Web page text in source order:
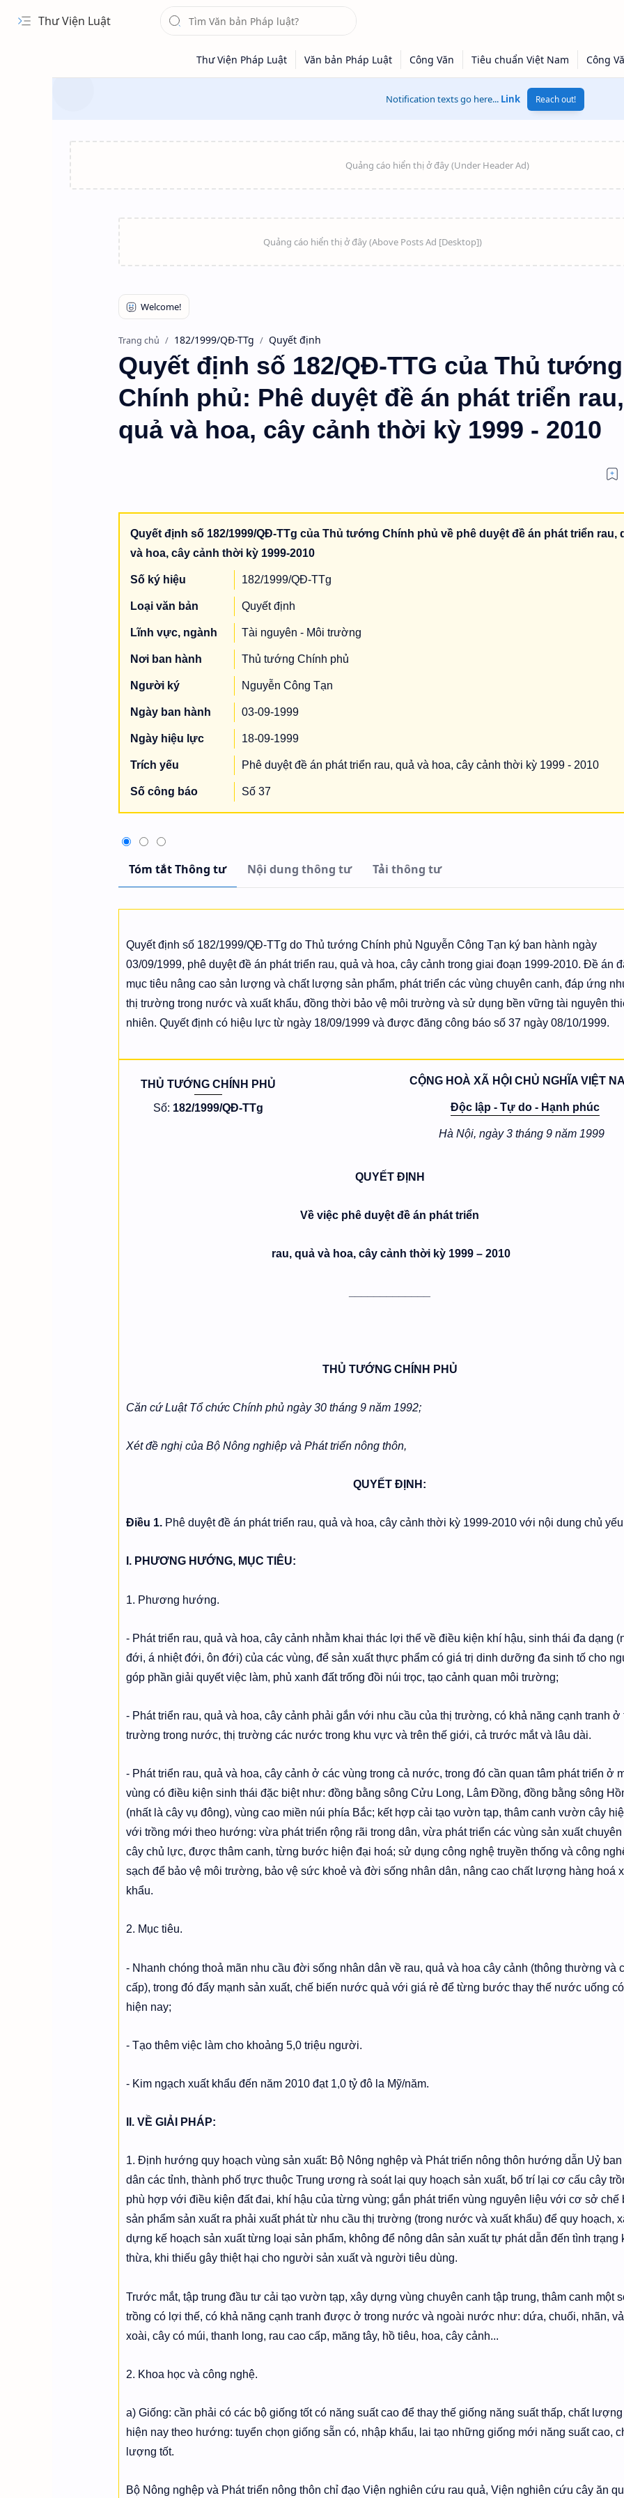
Thư Viện Luật
Notification texts go here... Link Reach out!
Trang chủ 182/1999/QĐ-TTg Quyết định
Quyết định số 182/QĐ-TTG của Thủ tướng
Chính phủ: Phê duyệt đề án phát triển rau,
quả và hoa, cây cảnh thời kỳ 1999 - 2010
Quyết định số 182/1999/QĐ-TTg của Thủ tướng Chính phủ về phê duyệt đề án phát triển rau,
và hoa, cây cảnh thời kỳ 1999-2010
Số ký hiệu 182/1999/QĐ-TTg
Loại văn bản Quyết định
Lĩnh vực, ngành Tài nguyên - Môi trường
Nơi ban hành Thủ tướng Chính phủ
Người ký Nguyễn Công Tạn
Ngày ban hành 03-09-1999
Ngày hiệu lực 18-09-1999
Trích yếu Phê duyệt đề án phát triển rau, quả và hoa, cây cảnh thời kỳ 1999 - 2010
Số công báo Số 37
Quyết định số 182/1999/QĐ-TTg do Thủ tướng Chính phủ Nguyễn Công Tạn ký ban hành ngày
03/09/1999, phê duyệt đề án phát triển rau, quả và hoa, cây cảnh trong giai đoạn 1999-2010. Đề án
mục tiêu nâng cao sản lượng và chất lượng sản phẩm, phát triển các vùng chuyên canh, đáp ứng
thị trường trong nước và xuất khẩu, đồng thời bảo vệ môi trường và sử dụng bền vững tài nguyên
nhiên. Quyết định có hiệu lực từ ngày 18/09/1999 và được đăng công báo số 37 ngày 08/10/1999.
THỦ TƯỚNG CHÍNH PHỦ
Số: 182/1999/QĐ-TTg
CỘNG HOÀ XÃ HỘI CHỦ NGHĨA VIỆT
Độc lập - Tự do - Hạnh phúc
Hà Nội, ngày 3 tháng 9 năm 1999
QUYẾT ĐỊNH
Về việc phê duyệt đề án phát triển
rau, quả và hoa, cây cảnh thời kỳ 1999 – 2010
THỦ TƯỚNG CHÍNH PHỦ
Căn cứ Luật Tổ chức Chính phủ ngày 30 tháng 9 năm 1992;
Xét đề nghị của Bộ Nông nghiệp và Phát triển nông thôn,
QUYẾT ĐỊNH:
Điều 1. Phê duyệt đề án phát triển rau, quả và hoa, cây cảnh thời kỳ 1999-2010 với nội dung chủ
I. PHƯƠNG HƯỚNG, MỤC TIÊU:
1. Phương hướng.
- Phát triển rau, quả và hoa, cây cảnh nhằm khai thác lợi thế về điều kiện khí hậu, sinh thái đa dạng
đới, á nhiệt đới, ôn đới) của các vùng, để sản xuất thực phẩm có giá trị dinh dưỡng đa sinh tố cho
góp phần giải quyết việc làm, phủ xanh đất trống đồi núi trọc, tạo cảnh quan môi trường;
- Phát triển rau, quả và hoa, cây cảnh phải gắn với nhu cầu của thị trường, có khả năng cạnh tranh ở
trường trong nước, thị trường các nước trong khu vực và trên thế giới, cả trước mắt và lâu dài.
- Phát triển rau, quả và hoa, cây cảnh ở các vùng trong cả nước, trong đó cần quan tâm phát triển ở
vùng có điều kiện sinh thái đặc biệt như: đồng bằng sông Cửu Long, Lâm Đồng, đồng bằng sông
(nhất là cây vụ đông), vùng cao miền núi phía Bắc; kết hợp cải tạo vườn tạp, thâm canh vườn cây
với trồng mới theo hướng: vừa phát triển rộng rãi trong dân, vừa phát triển các vùng sản xuất chuyên
cây chủ lực, được thâm canh, từng bước hiện đại hoá; sử dụng công nghệ truyền thống và công
sạch để bảo vệ môi trường, bảo vệ sức khoẻ và đời sống nhân dân, nâng cao chất lượng hàng hoá
khẩu.
2. Mục tiêu.
- Nhanh chóng thoả mãn nhu cầu đời sống nhân dân về rau, quả và hoa cây cảnh (thông thường và
cấp), trong đó đẩy mạnh sản xuất, chế biến nước quả với giá rẻ để từng bước thay thế nước uống
hiện nay;
- Tạo thêm việc làm cho khoảng 5,0 triệu người.
- Kim ngạch xuất khẩu đến năm 2010 đạt 1,0 tỷ đô la Mỹ/năm.
II. VỀ GIẢI PHÁP:
1. Định hướng quy hoạch vùng sản xuất: Bộ Nông nghệp và Phát triển nông thôn hướng dẫn Uỷ ban
dân các tỉnh, thành phố trực thuộc Trung ương rà soát lại quy hoạch sản xuất, bố trí lại cơ cấu cây
phù hợp với điều kiện đất đai, khí hậu của từng vùng; gắn phát triển vùng nguyên liệu với cơ sở chế
sản phẩm sản xuất ra phải xuất phát từ nhu cầu thị trường (trong nước và xuất khẩu) để quy hoạch,
dựng kế hoạch sản xuất từng loại sản phẩm, không để nông dân sản xuất tự phát dẫn đến tình trạng
thừa, khi thiếu gây thiệt hại cho người sản xuất và người tiêu dùng.
Trước mắt, tập trung đầu tư cải tạo vườn tạp, xây dựng vùng chuyên canh tập trung, thâm canh một
trồng có lợi thế, có khả năng cạnh tranh được ở trong nước và ngoài nước như: dứa, chuối, nhãn,
xoài, cây có múi, thanh long, rau cao cấp, măng tây, hồ tiêu, hoa, cây cảnh...
2. Khoa học và công nghệ.
a) Giống: cần phải có các bộ giống tốt có năng suất cao để thay thế giống năng suất thấp, chất
hiện nay theo hướng: tuyển chọn giống sẵn có, nhập khẩu, lai tạo những giống mới năng suất cao,
lượng tốt.
Bộ Nông nghệp và Phát triển nông thôn chỉ đạo Viện nghiên cứu rau quả, Viện nghiên cứu cây ăn